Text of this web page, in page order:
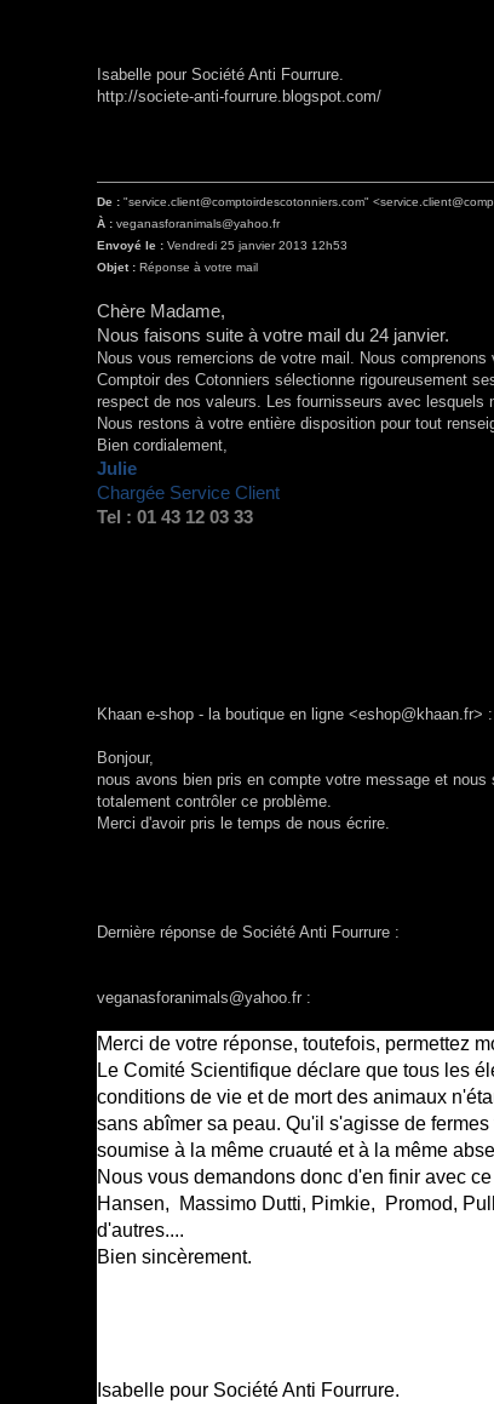
Isabelle pour Société Anti Fourrure.
http://societe-anti-fourrure.blogspot.com/
De : "service.client@comptoirdescotonniers.com"
À : veganasforanimals@yahoo.fr
Envoyé le : Vendredi 25 janvier 2013 12h53
Objet : Réponse à votre mail
Chère Madame,
Nous faisons suite à votre mail du 24 janvier.
Nous vous remercions de votre mail. Nous
Comptoir des Cotonniers sélectionne rigoureusement
respect de nos valeurs. Les fournisseurs avec lesquels
Nous restons à votre entière disposition pour tout
Bien cordialement,
Julie
Chargée Service Client
Tel : 01 43 12 03 33
Khaan e-shop - la boutique en ligne <eshop@khaan.fr> :
Bonjour,
nous avons bien pris en compte votre message et
totalement contrôler ce problème.
Merci d'avoir pris le temps de nous écrire.
Dernière réponse de Société Anti Fourrure :
veganasforanimals@yahoo.fr :
Merci de votre réponse, toutefois, permettez
Le Comité Scientifique déclare que tous les
conditions de vie et de mort des animaux
sans abîmer sa peau. Qu'il s'agisse de
soumise à la même cruauté et à la même
Nous vous demandons donc d'en finir avec
Hansen, Massimo Dutti, Pimkie, Promod,
d'autres....
Bien sincèrement.
Isabelle pour Société Anti Fourrure.